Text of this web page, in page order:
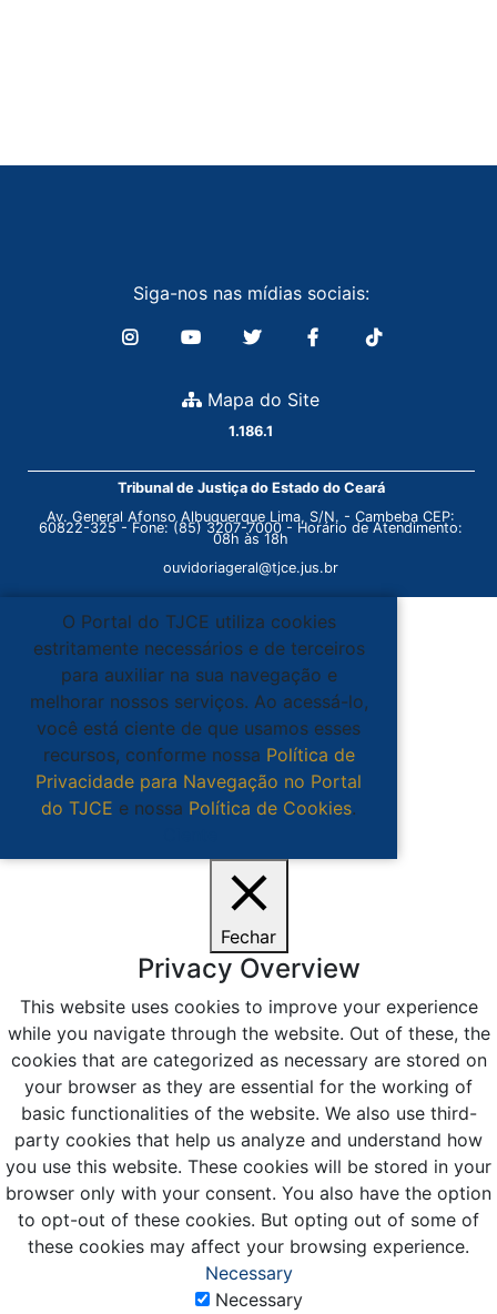
Siga-nos nas mídias sociais:
Mapa do Site
1.186.1
Tribunal de Justiça do Estado do Ceará
Av. General Afonso Albuquerque Lima, S/N. - Cambeba CEP:
60822-325 - Fone: (85) 3207-7000 - Horário de Atendimento:
08h às 18h
ouvidoriageral@tjce.jus.br
O Portal do TJCE utiliza cookies
estritamente necessários e de terceiros
para auxiliar na sua navegação e
melhorar nossos serviços. Ao acessá-lo,
você está ciente de que usamos esses
recursos, conforme nossa Política de
Privacidade para Navegação no Portal
do TJCE e nossa Política de Cookies.
Fechar
Privacy Overview
This website uses cookies to improve your experience
while you navigate through the website. Out of these, the
cookies that are categorized as necessary are stored on
your browser as they are essential for the working of
basic functionalities of the website. We also use third-
party cookies that help us analyze and understand how
you use this website. These cookies will be stored in your
browser only with your consent. You also have the option
to opt-out of these cookies. But opting out of some of
these cookies may affect your browsing experience.
Necessary
Necessary